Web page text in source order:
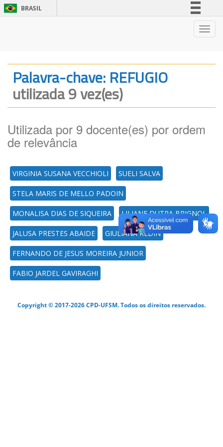
BRASIL
Legislação
Palavra-chave: REFUGIO
utilizada 9 vez(es)
Utilizada por 9 docente(es) por ordem
de relevância
VIRGINIA SUSANA VECCHIOLI SUELI SALVA
STELA MARIS DE MELLO PADOIN
MONALISA DIAS DE SIQUEIRA LILIANE DUTRA BRIGNOL
JALUSA PRESTES ABAIDE GIULIANA REDIN
FERNANDO DE JESUS MOREIRA JUNIOR
FABIO JARDEL GAVIRAGHI
Copyright © 2017-2026 CPD-UFSM. Todos os direitos reservados.